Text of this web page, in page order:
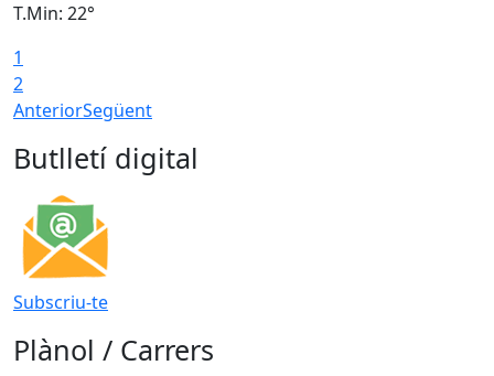
T.Min: 22°
1
2
AnteriorSegüent
Butlletí digital
Subscriu-te
Plànol / Carrers